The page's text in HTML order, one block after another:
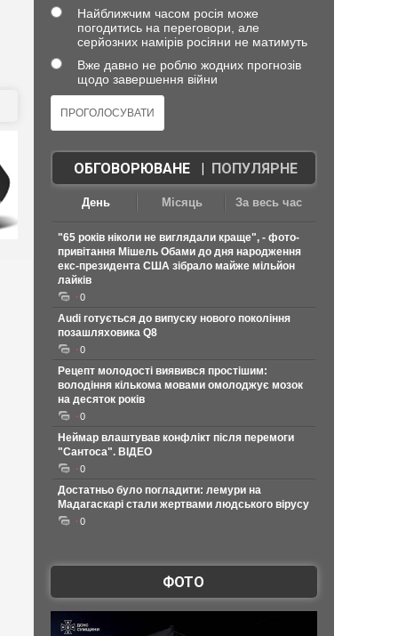
Найближчим часом росія може
погодитись на переговори, але
серйозних намірів росіяни не матимуть
Вже давно не роблю жодних прогнозів
щодо завершення війни
ОБГОВОРЮВАНЕ| ПОПУЛЯРНЕ
День Місяць За весь час
"65 років ніколи не виглядали краще", - фото-
привітання Мішель Обами до дня народження
екс-президента США зібрало майже мільйон
лайків
0
Audi готується до випуску нового покоління
позашляховика Q8
0
Рецепт молодості виявився простішим:
володіння кількома мовами омолоджує мозок
на десяток років
0
Неймар влаштував конфлікт після перемоги
"Сантоса". ВІДЕО
0
Достатньо було погладити: лемури на
Мадагаскарі стали жертвами людського вірусу
0
ФОТО